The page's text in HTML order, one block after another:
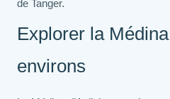
de Tanger.
Explorer la
environs